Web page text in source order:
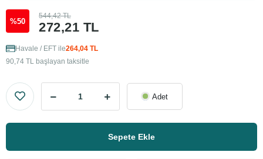
%50 272,21 TL
544,42 TL
Havale / EFT ile264,04 TL
90,74 TL başlayan taksitle
Adet
Sepete Ekle